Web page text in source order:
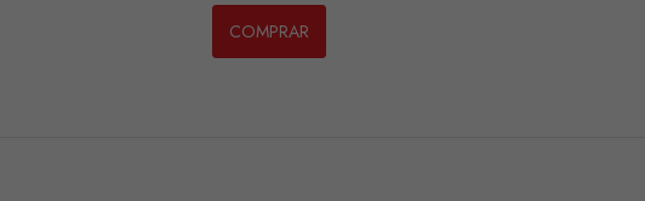
COMPRAR